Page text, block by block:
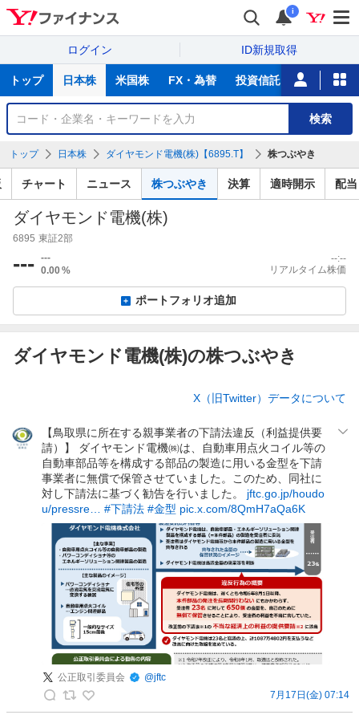
i
ログイン ID新規取得
サ
トップ 日本株 米国株 FX・為替 投資信託 ニュース
銘
検
検索
トップ 日本株 ダイヤモンド電機(株)【6895.T】 株つぶやき
チャート ニュース 株つぶやき 決算 適時開示 配当
ダイヤモンド電機(株)
6895 東証2部
--- ---
0.00%
--:--
リアルタイム株価
ポートフォリオ追加
ダイヤモンド電機(株)の株つぶやき
X（旧Twitter）データについて
公
【鳥取県に所在する親事業者の下請法違反（利益提供要
請）】 ダイヤモンド電機㈱は、自動車用点火コイル等の
自動車部品等を構成する部品の製造に用いる金型を下請
事業者に無償で保管させていました。このため、同社に
対し下請法に基づく勧告を行いました。 jftc.go.jp/houdo
u/pressre…
#下請法 #金型 pic.x.com/8QmH7aQa6K
公正取引委員会 @jftc
7月17日(金) 07:14